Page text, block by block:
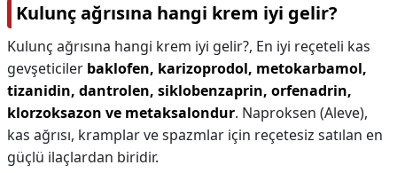
Kulunç ağrısına hangi krem iyi gelir?
Kulunç ağrısına hangi krem iyi gelir?, En iyi reçeteli kas
gevşeticiler baklofen, karizoprodol, metokarbamol,
tizanidin, dantrolen, siklobenzaprin, orfenadrin,
klorzoksazon ve metaksalondur. Naproksen (Aleve),
kas ağrısı, kramplar ve spazmlar için reçetesiz satılan en
güçlü ilaçlardan biridir.